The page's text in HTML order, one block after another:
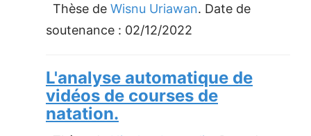
Thèse de Wisnu Uriawan. Date de
soutenance : 02/12/2022
L'analyse automatique de
vidéos de courses de
natation.